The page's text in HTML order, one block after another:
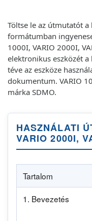
Töltse le az útmutatót
formátumban
1000I, VARIO 2000I,
elektronikus eszközét a
téve az eszköze
dokumentum. VARIO
márka SDMO.
HASZNÁLATI
VARIO 2000I,
Tartalom
1. Bevezetés